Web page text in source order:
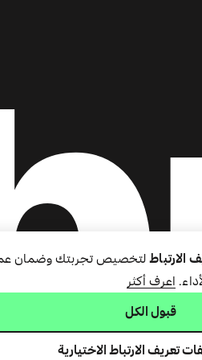
الارتباطلتخصيص تجربتك وضمان
اعرف أكثر
قبول الكل
تعريف الارتباط الاختيارية